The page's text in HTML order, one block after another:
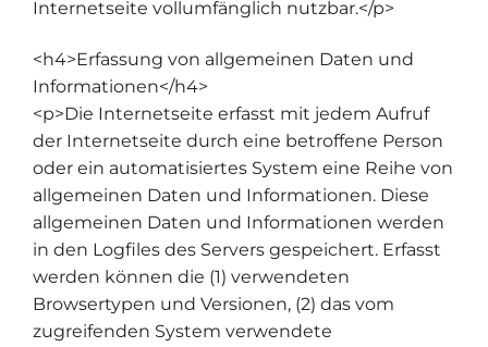
Internetseite vollumfänglich nutzbar.</p>
<h4>Erfassung von allgemeinen Daten und
Informationen</h4>
<p>Die Internetseite erfasst mit jedem Aufruf
der Internetseite durch eine betroffene Person
oder ein automatisiertes System eine Reihe von
allgemeinen Daten und Informationen. Diese
allgemeinen Daten und Informationen werden
in den Logfiles des Servers gespeichert. Erfasst
werden können die (1) verwendeten
Browsertypen und Versionen, (2) das vom
zugreifenden System verwendete